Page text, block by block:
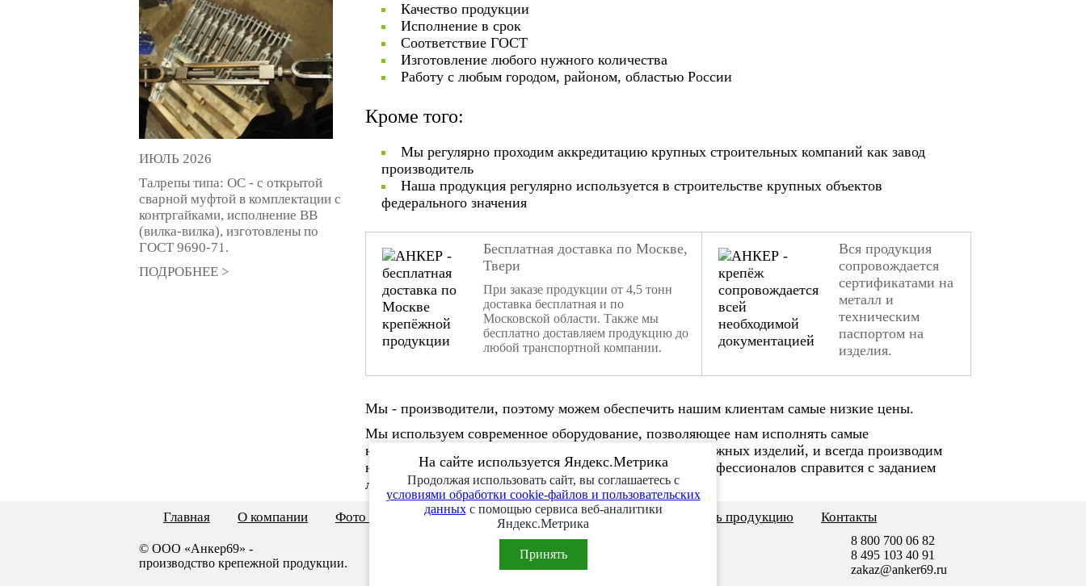
Качество продукции
Исполнение в срок
Соответствие ГОСТ
Изготовление любого нужного количества
Работу с любым городом, районом, областью России
Кроме того:
Мы регулярно проходим аккредитацию крупных строительных компаний как завод
производитель
Наша продукция регулярно используется в строительстве крупных объектов
федерального значения
Бесплатная доставка по Москве,
Твери
При заказе продукции от 4,5 тонн
доставка бесплатная и по
Московской области. Также мы
бесплатно доставляем продукцию до
любой транспортной компании.
Вся продукция
сопровождается
сертификатами на
металл и
техническим
паспортом на
изделия.
Мы - производители, поэтому можем обеспечить нашим клиентам самые низкие цены.
Мы используем современное оборудование, позволяющее нам исполнять самые
нестандартные заказы. Мы не боимся изготовления сложных изделий, и всегда производим
нужное количество в нужные сроки. Наша команда профессионалов справится с заданием
любой сложности!
ИЮЛЬ 2026
Талрепы типа: ОС - с открытой
сварной муфтой в комплектации с
контргайками, исполнение ВВ
(вилка-вилка), изготовлены по
ГОСТ 9690-71.
ПОДРОБНЕЕ >
Главная О компании Фото и видео Сотрудничество Заказ месяца Заказать продукцию Контакты
© ООО «Анкер69» -
производство крепежной продукции.
8 800 700 06 82
8 495 103 40 91
zakaz@anker69.ru
На сайте используется Яндекс.Метрика
Продолжая использовать сайт, вы соглашаетесь с
условиями обработки cookie-файлов и пользовательских
данныхс помощью сервиса веб-аналитики
Яндекс.Метрика
Принять